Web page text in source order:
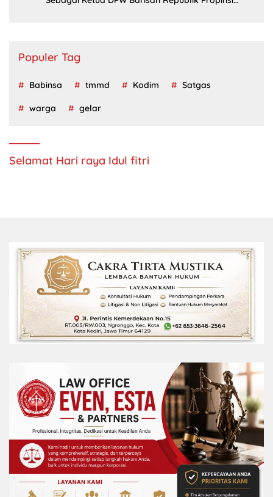
Populer Tag
Babinsa tmmd Kodim Satgas
warga gelar
Selamat Hari raya Idul fitri